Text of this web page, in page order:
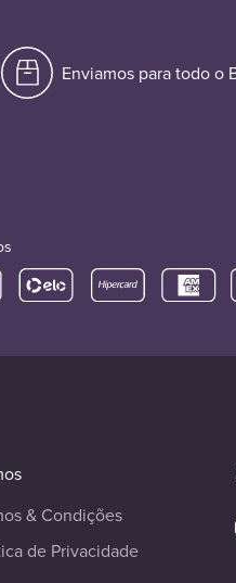
Enviamos para todo o
& Condições
de Privacidade